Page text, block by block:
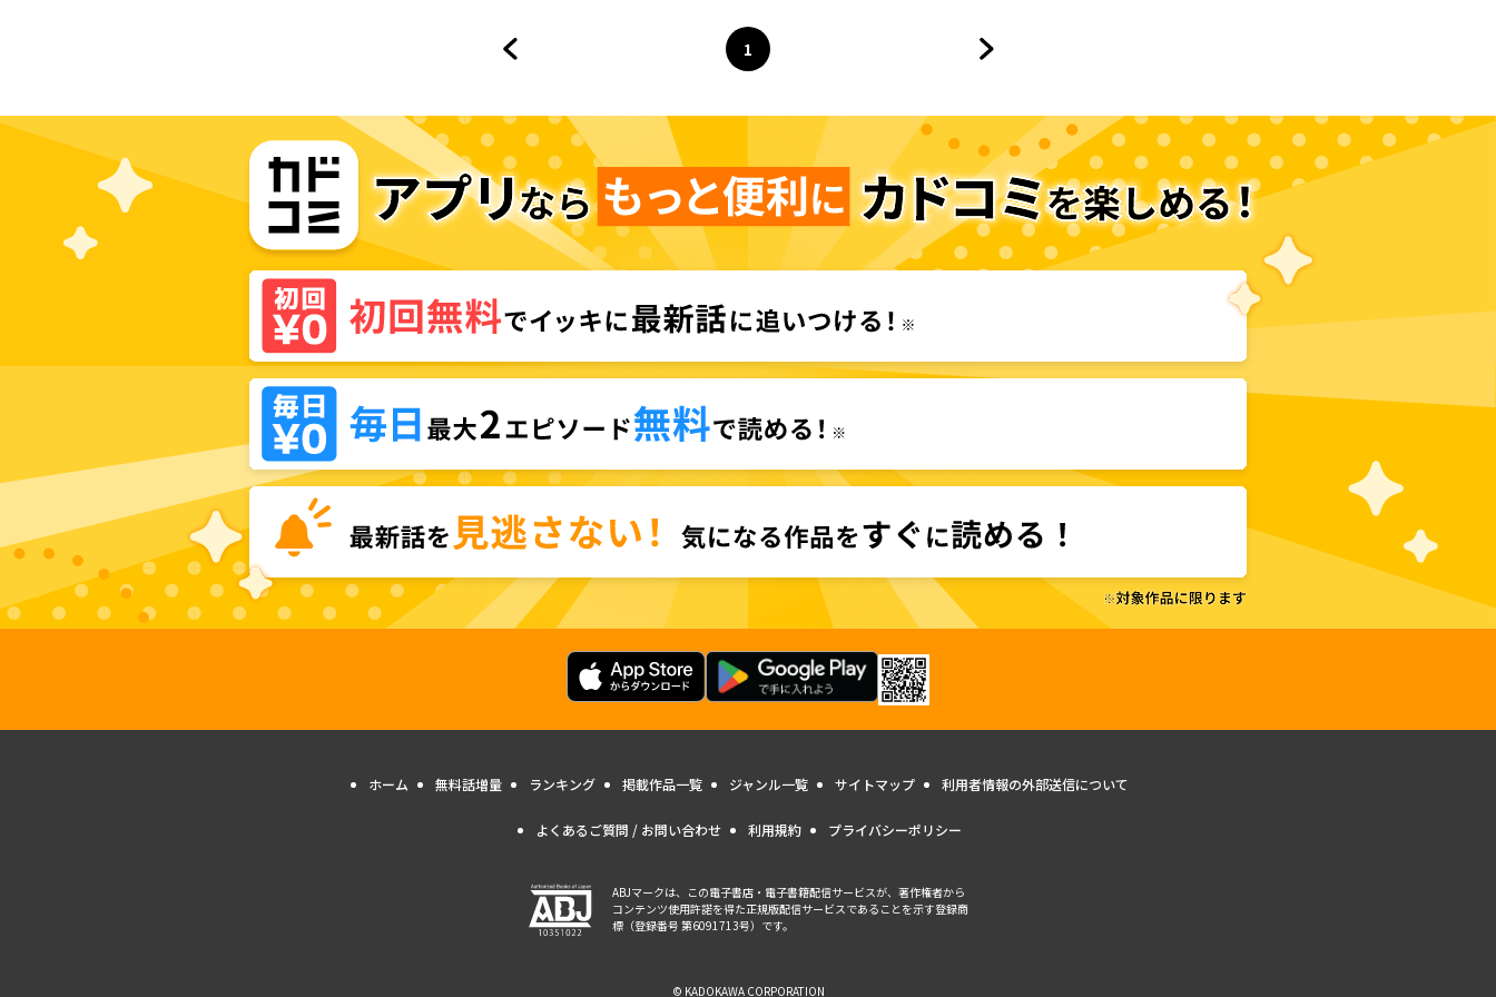
ページ
1
へ
ホーム 無料話増量 ランキング 掲載作品一覧 ジャンル一覧 サイトマップ 利用者情報の外部送信について
よくあるご質問 / お問い合わせ 利用規約 プライバシーポリシー
ABJマークは、この電子書店・電子書籍配信サービスが、著作権者から
コンテンツ使用許諾を得た正規版配信サービスであることを示す登録商
標（登録番号 第6091713号）です。
© KADOKAWA CORPORATION